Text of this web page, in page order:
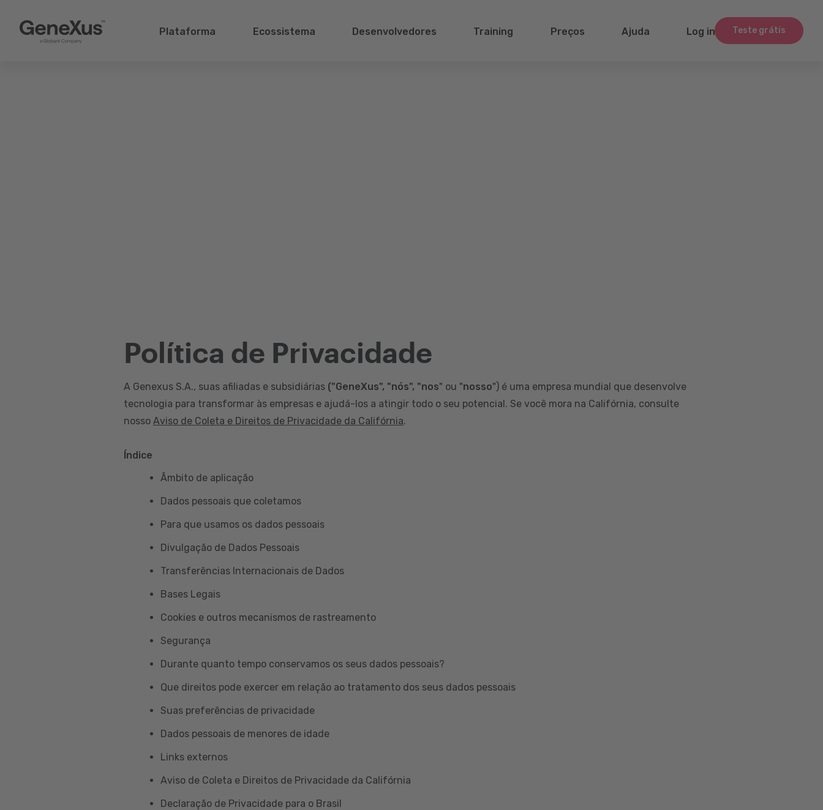
Teste grátis
Plataforma Ecossistema Desenvolvedores Training Preços Ajuda Log in
Política de Privacidade
A Genexus S.A., suas afiliadas e subsidiárias ("GeneXus", "nós", "nos" ou "nosso") é uma empresa mundial que desenvolve
tecnologia para transformar às empresas e ajudá-los a atingir todo o seu potencial. Se você mora na Califórnia, consulte
nosso Aviso de Coleta e Direitos de Privacidade da Califórnia.
Índice
Âmbito de aplicação
Dados pessoais que coletamos
Para que usamos os dados pessoais
Divulgação de Dados Pessoais
Transferências Internacionais de Dados
Bases Legais
Cookies e outros mecanismos de rastreamento
Segurança
Durante quanto tempo conservamos os seus dados pessoais?
Que direitos pode exercer em relação ao tratamento dos seus dados pessoais
Suas preferências de privacidade
Dados pessoais de menores de idade
Links externos
Aviso de Coleta e Direitos de Privacidade da Califórnia
Declaração de Privacidade para o Brasil